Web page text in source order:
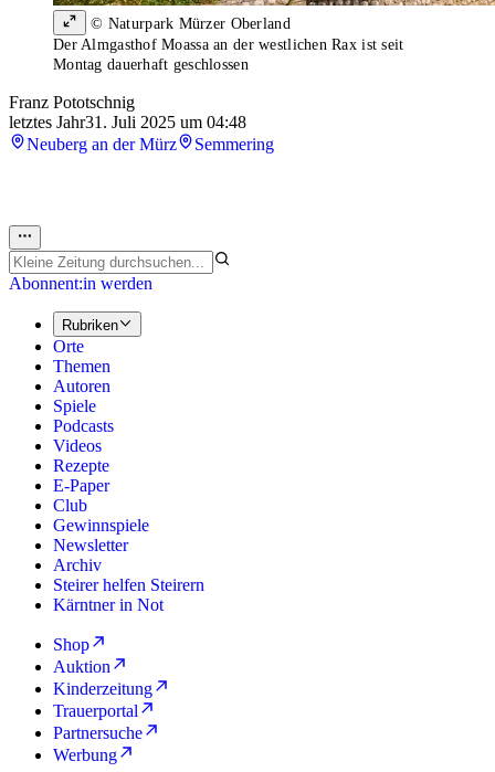
© Naturpark Mürzer Oberland
Der Almgasthof Moassa an der westlichen Rax ist seit
Montag dauerhaft geschlossen
Franz Pototschnig
letztes Jahr31. Juli 2025 um 04:48
Neuberg an der Mürz
Semmering
Abonnent:in werden
Rubriken
Orte
Themen
Autoren
Spiele
Podcasts
Videos
Rezepte
E-Paper
Club
Gewinnspiele
Newsletter
Archiv
Steirer helfen Steirern
Kärntner in Not
Shop
Auktion
Kinderzeitung
Trauerportal
Partnersuche
Werbung